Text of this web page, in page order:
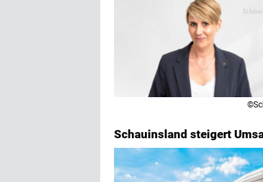
Schauinsland steigert